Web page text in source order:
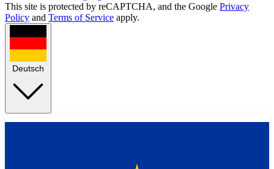
This site is protected by reCAPTCHA, and the Google Privacy
Policy and Terms of Service apply.
Deutsch